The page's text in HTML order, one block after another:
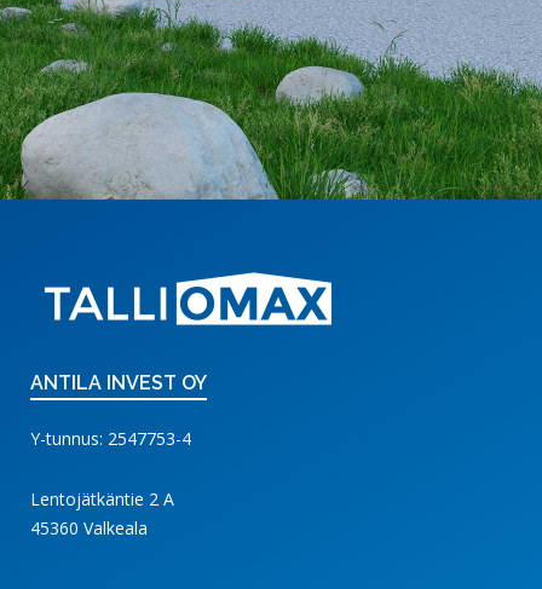
ANTILA INVEST OY
Y-tunnus: 2547753-4
Lentojätkäntie 2 A
45360 Valkeala